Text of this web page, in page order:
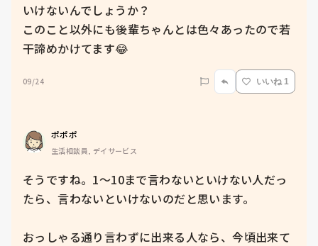
いけないんでしょうか？
このこと以外にも後輩ちゃんとは色々あったので若
干諦めかけてます😂
09/24 いいね 1
ポポポ
生活相談員, デイサービス
そうですね。1～10まで言わないといけない人だっ
たら、言わないといけないのだと思います。
おっしゃる通り言わずに出来る人なら、今頃出来て